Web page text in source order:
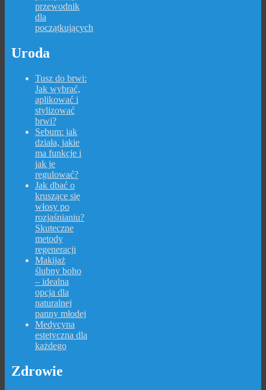
przewodnik
dla
początkujących
Uroda
Tusz do brwi:
Jak wybrać,
aplikować i
stylizować
brwi?
Sebum: jak
działa, jakie
ma funkcje i
jak je
regulować?
Jak dbać o
kruszące się
włosy po
rozjaśnianiu?
Skuteczne
metody
regeneracji
Makijaż
ślubny boho
– idealna
opcja dla
naturalnej
panny młodej
Medycyna
estetyczna dla
każdego
Zdrowie